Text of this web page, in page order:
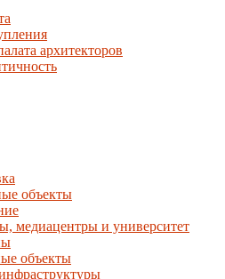
архитекторов
объекты
медиацентры и университет
объекты